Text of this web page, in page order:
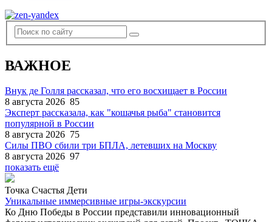
ВАЖНОЕ
Внук де Голля рассказал, что его восхищает в России
8 августа 2026 85
Эксперт рассказала, как "кошачья рыба" становится
популярной в России
8 августа 2026 75
Силы ПВО сбили три БПЛА, летевших на Москву
8 августа 2026 97
показать ещё
Точка Счастья Дети
Уникальные иммерсивные игры-экскурсии
Ко Дню Победы в России представили инновационный